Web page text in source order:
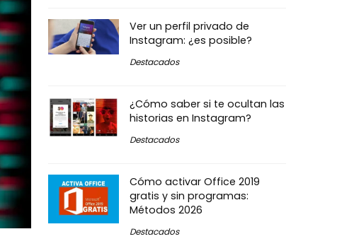
Ver un perfil privado de
Instagram: ¿es posible?
Destacados
¿Cómo saber si te ocultan las
historias en Instagram?
Destacados
Cómo activar Office 2019
gratis y sin programas:
Métodos 2026
Destacados